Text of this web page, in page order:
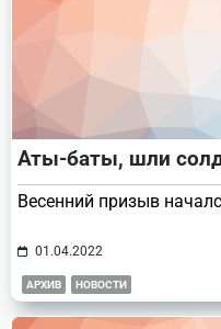
Аты-баты, шли
Весенний призыв
01.04.2022
АРХИВ НОВОСТИ